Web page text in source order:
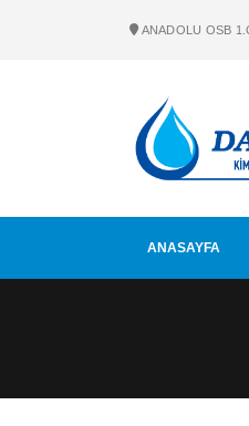
ANADOLU OSB
ANASAYFA